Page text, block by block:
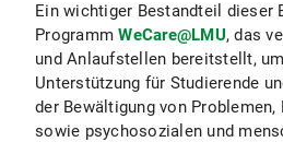
Ein wichtiger Bestandteil dieser
ProgrammWeCare@LMU, das
und Anlaufstellen bereitstellt,
Unterstützung für Studierende
der Bewältigung von
sowie psychosozialen und